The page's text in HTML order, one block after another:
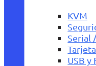
KVM
Serial
USB y